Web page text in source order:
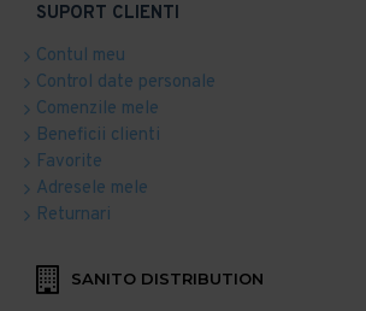
SUPORT CLIENTI
Contul meu
Control date personale
Comenzile mele
Beneficii clienti
Favorite
Adresele mele
Returnari
SANITO DISTRIBUTION